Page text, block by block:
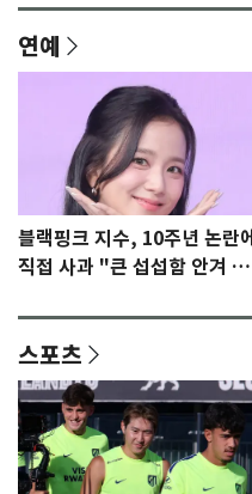
연예
블랙핑크 지수, 10주년 논란에
직접 사과 "큰 섭섭함 안겨 미
스포츠